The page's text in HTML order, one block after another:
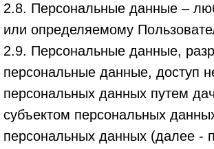
2.8. Персональные данные –
или определяемому
2.9. Персональные данные,
персональные данные, доступ
персональных данных путем
субъектом персональных
персональных данных (далее -